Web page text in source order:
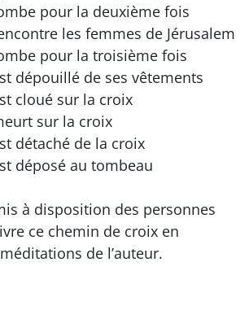
pour la deuxième fois
les femmes de Jérusalem
pour la troisième fois
dépouillé de ses vêtements
cloué sur la croix
sur la croix
détaché de la croix
déposé au tombeau
à disposition des personnes
ce chemin de croix en
de l’auteur.